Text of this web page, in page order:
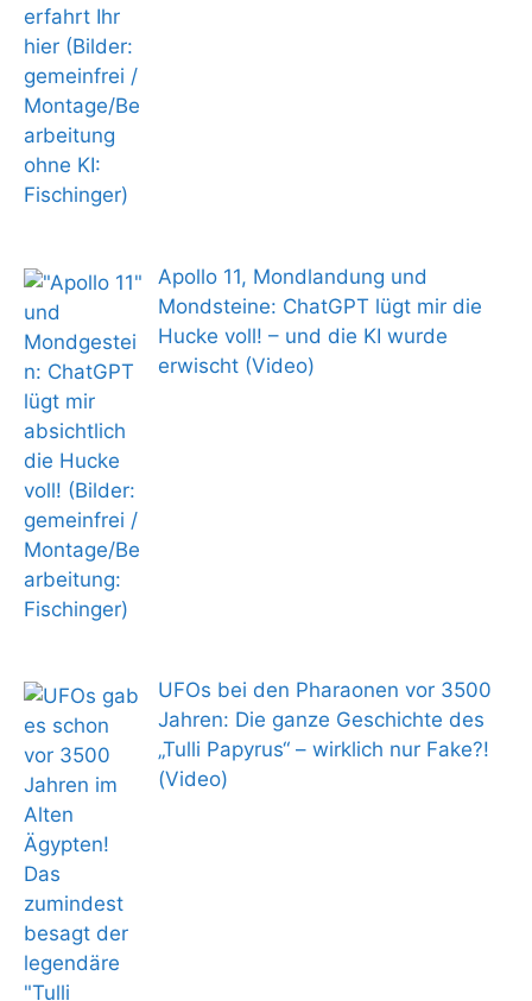
Apollo 11, Mondlandung und
Mondsteine: ChatGPT lügt mir die
Hucke voll! – und die KI wurde
erwischt (Video)
UFOs bei den Pharaonen vor 3500
Jahren: Die ganze Geschichte des
„Tulli Papyrus“ – wirklich nur Fake?!
(Video)